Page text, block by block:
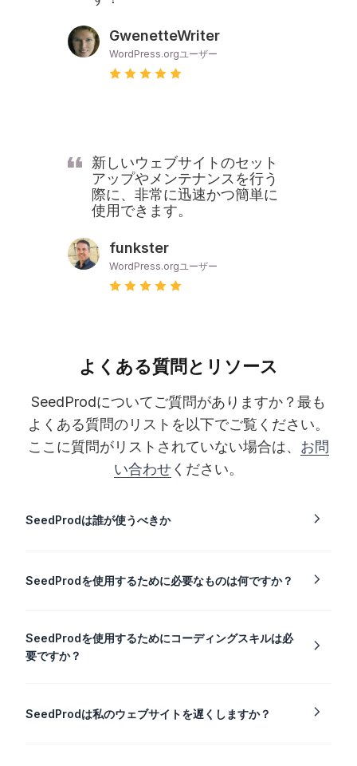
GwenetteWriter
WordPress.orgユーザー
新しいウェブサイトのセット
アップやメンテナンスを行う
際に、非常に迅速かつ簡単に
使用できます。
funkster
WordPress.orgユーザー
よくある質問とリソース
SeedProdについてご質問がありますか？最も
よくある質問のリストを以下でご覧ください。
ここに質問がリストされていない場合は、 お問
い合わせください。
SeedProdは誰が使うべきか
SeedProdを使用するために必要なものは何ですか？
SeedProdを使用するためにコーディングスキルは必
要ですか？
SeedProdは私のウェブサイトを遅くしますか？